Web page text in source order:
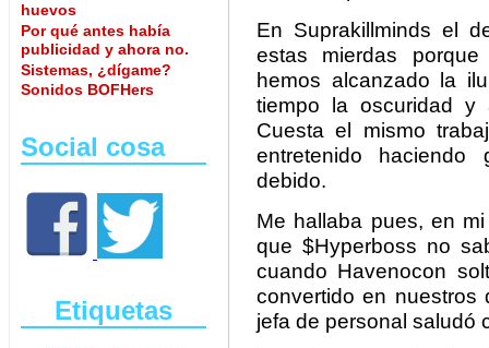
huevos
Por qué antes había
publicidad y ahora no.
Sistemas, ¿dígame?
Sonidos BOFHers
Social cosa
Etiquetas
En Suprakillminds el
estas mierdas
hemos alcanzado la
tiempo la oscuridad y
Cuesta el mismo
entretenido
debido.
Me hallaba pues, en
que $Hyperboss no
cuando Havenocon
convertido en nuestros
jefa de personal saludó